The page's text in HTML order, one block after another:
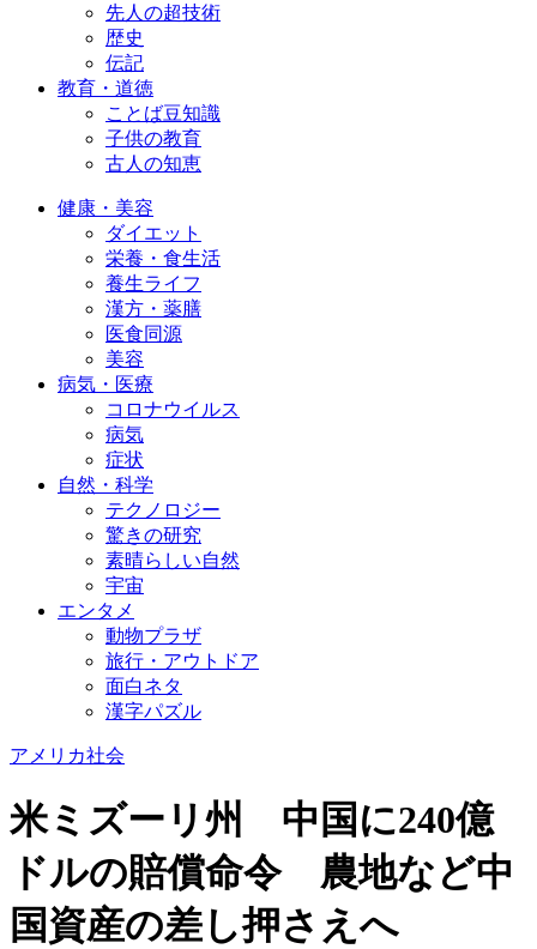
先人の超技術
歴史
伝記
教育・道徳
ことば豆知識
子供の教育
古人の知恵
健康・美容
ダイエット
栄養・食生活
養生ライフ
漢方・薬膳
医食同源
美容
病気・医療
コロナウイルス
病気
症状
自然・科学
テクノロジー
驚きの研究
素晴らしい自然
宇宙
エンタメ
動物プラザ
旅行・アウトドア
面白ネタ
漢字パズル
アメリカ社会
米ミズーリ州 中国に240億
ドルの賠償命令 農地など中
国資産の差し押さえへ